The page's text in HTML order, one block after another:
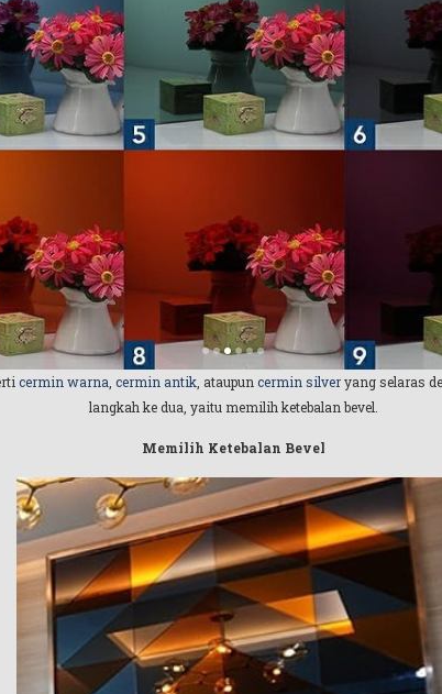
cermin warna cermin antik, ataupun cermin silveryang selaras
langkah ke dua, yaitu memilih ketebalan bevel.
Memilih Ketebalan Bevel